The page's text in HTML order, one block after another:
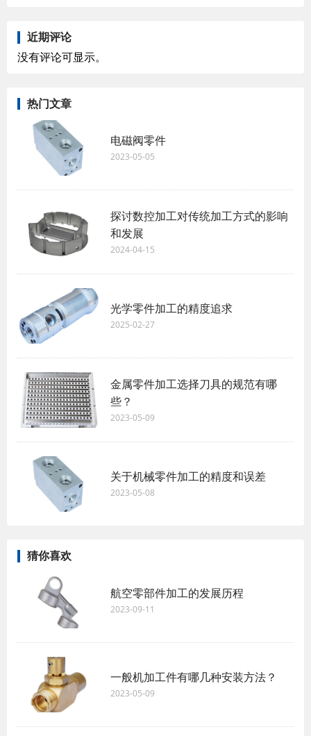
近期评论
没有评论可显示。
热门文章
电磁阀零件
2023-05-05
探讨数控加工对传统加工方式的影响
和发展
2024-04-15
光学零件加工的精度追求
2025-02-27
金属零件加工选择刀具的规范有哪
些？
2023-05-09
关于机械零件加工的精度和误差
2023-05-08
猜你喜欢
航空零部件加工的发展历程
2023-09-11
一般机加工件有哪几种安装方法？
2023-05-09